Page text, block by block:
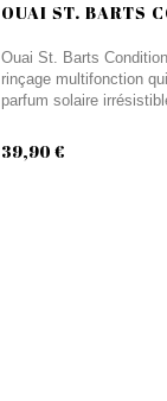
OUAI ST. BARTS
Ouai St. Barts
rinçage multifonction
parfum solaire
39,90 €